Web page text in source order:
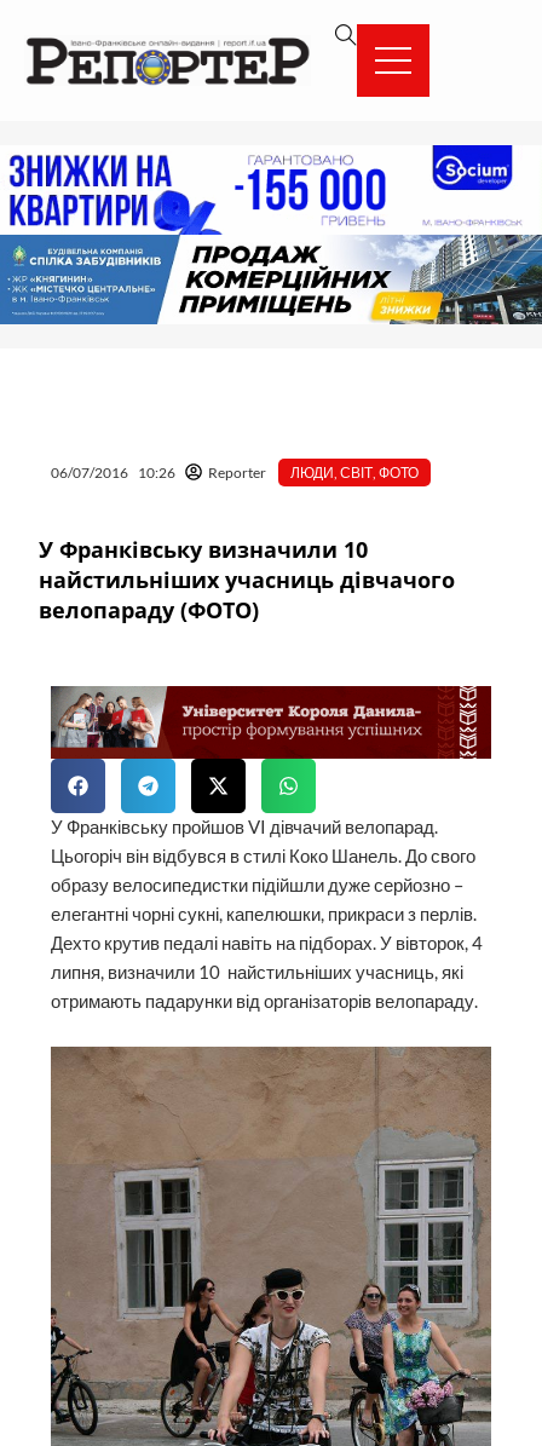
вмісту
06/07/2016 10:26 Reporter ЛЮДИ ,СВІТ ,ФОТО
У Франківську визначили 10
найстильніших учасниць дівчачого
велопараду (ФОТО)
У Франківську пройшов VI дівчачий велопарад.
Цьогоріч він відбувся в стилі Коко Шанель. До свого
образу велосипедистки підійшли дуже серйозно –
елегантні чорні сукні, капелюшки, прикраси з перлів.
Дехто крутив педалі навіть на підборах. У вівторок, 4
липня, визначили 10 найстильніших учасниць, які
отримають падарунки від організаторів велопараду.